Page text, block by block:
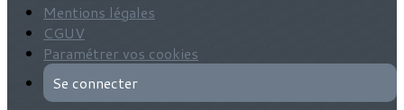
Mentions légales
CGUV
Paramétrer vos cookies
Se connecter